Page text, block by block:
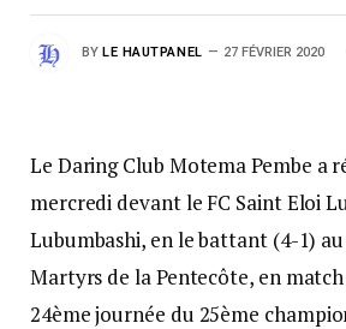
BY LE HAUTPANEL 27 FÉVRIER 2020
Le Daring Club Motema Pembe a
mercredi devant le FC Saint Eloi
Lubumbashi, en le battant (4-1)
Martyrs de la Pentecôte, en
24ème journée du 25ème